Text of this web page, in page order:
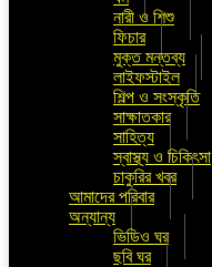
নারী ও শিশু
ফিচার
মুক্ত মন্তব্য
লাইফস্টাইল
শিল্প ও সংস্কৃতি
সাক্ষাতকার
সাহিত্য
স্বাস্থ্য ও চিকিৎসা
চাকুরির খবর
আমাদের পরিবার
অন্যান্য
ভিডিও ঘর
ছবি ঘর